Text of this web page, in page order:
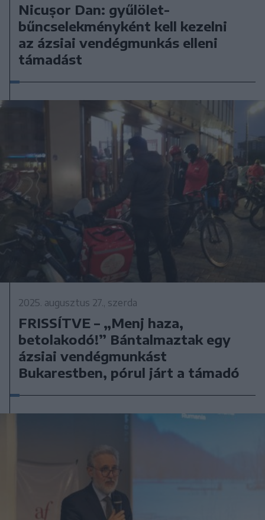
Nicușor Dan: gyűlölet-
bűncselekményként kell kezelni
az ázsiai vendégmunkás elleni
támadást
2025. augusztus 27., szerda
FRISSÍTVE – „Menj haza,
betolakodó!” Bántalmaztak egy
ázsiai vendégmunkást
Bukarestben, pórul járt a támadó